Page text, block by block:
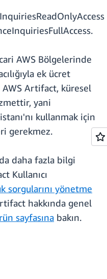
AWS Bölgelerinde
ek ücret
Artifact, küresel
yani
kullanmak için
gerekmez.
daha fazla bilgi
Kullanıcı
sorgularını yönetme
hakkında genel
sayfasına bakın.